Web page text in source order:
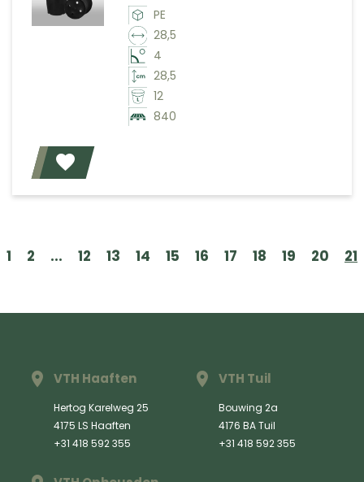
PE
28,5
4
28,5
12
840
1 2 ... 12 13 14 15 16 17 18 19 20 21
VTH Haaften
Hertog Karelweg 25
4175 LS Haaften
+31 418 592 355
VTH Tuil
Bouwing 2a
4176 BA Tuil
+31 418 592 355